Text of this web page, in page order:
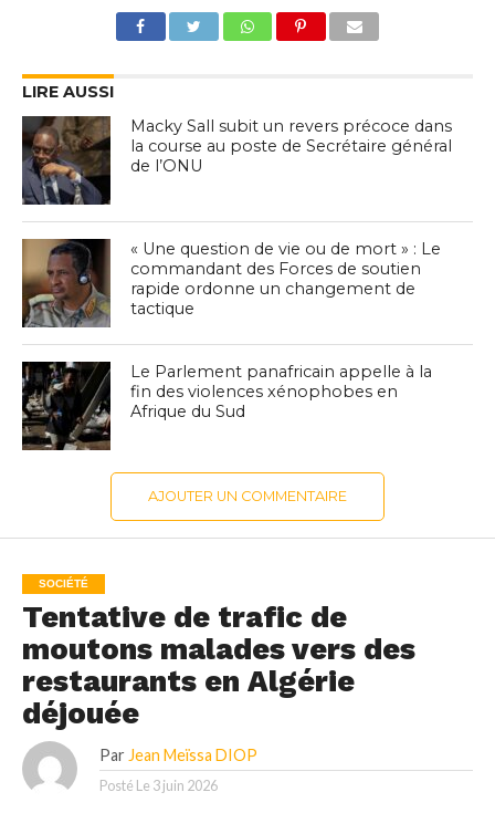
LIRE AUSSI
Macky Sall subit un revers précoce dans
la course au poste de Secrétaire général
de l’ONU
« Une question de vie ou de mort » : Le
commandant des Forces de soutien
rapide ordonne un changement de
tactique
Le Parlement panafricain appelle à la
fin des violences xénophobes en
Afrique du Sud
AJOUTER UN COMMENTAIRE
SOCIÉTÉ
Tentative de trafic de
moutons malades vers des
restaurants en Algérie
déjouée
Par Jean Meïssa DIOP
Posté Le 3 juin 2026